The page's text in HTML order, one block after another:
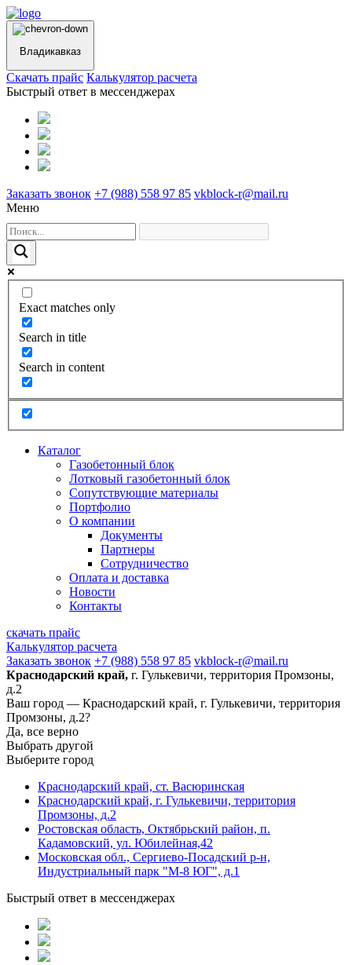
Владикавказ
Cкачать прайс Калькулятор расчета
Быстрый ответ в мессенджерах
Заказать звонок +7 (988) 558 97 85 vkblock-r@mail.ru
Меню
Exact matches only
Search in title
Search in content
Каталог
Газобетонный блок
Лотковый газобетонный блок
Сопутствующие материалы
Портфолио
О компании
Документы
Партнеры
Сотрудничество
Оплата и доставка
Новости
Контакты
скачать прайс
Калькулятор расчета
Заказать звонок +7 (988) 558 97 85 vkblock-r@mail.ru
Краснодарский край, г. Гулькевичи, территория Промзоны,
д.2
Ваш город — Краснодарский край, г. Гулькевичи, территория
Промзоны, д.2?
Да, все верно
Выбрать другой
Выберите город
Краснодарский край, ст. Васюринская
Краснодарский край, г. Гулькевичи, территория
Промзоны, д.2
Ростовская область, Октябрьский район, п.
Кадамовский, ул. Юбилейная,42
Московская обл., Сергиево-Посадский р-н,
Индустриальный парк "М-8 ЮГ", д.1
Быстрый ответ в мессенджерах